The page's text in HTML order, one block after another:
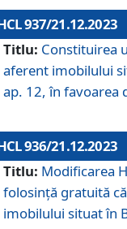
937/21.12.2023
Titlu: Constituirea
aferent imobilului
ap. 12, în favoarea
936/21.12.2023
Titlu: Modificarea
folosinţă gratuită
imobilului situat în